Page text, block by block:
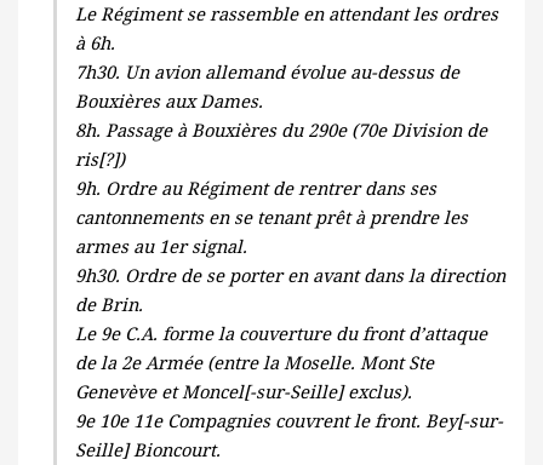
Le Régiment se rassemble en attendant les ordres
à 6h.
7h30. Un avion allemand évolue au-dessus de
Bouxières aux Dames.
8h. Passage à Bouxières du 290e (70e Division de
ris[?])
9h. Ordre au Régiment de rentrer dans ses
cantonnements en se tenant prêt à prendre les
armes au 1er signal.
9h30. Ordre de se porter en avant dans la direction
de Brin.
Le 9e C.A. forme la couverture du front d’attaque
de la 2e Armée (entre la Moselle. Mont Ste
Genevève et Moncel[-sur-Seille] exclus).
9e 10e 11e Compagnies couvrent le front. Bey[-sur-
Seille] Bioncourt.